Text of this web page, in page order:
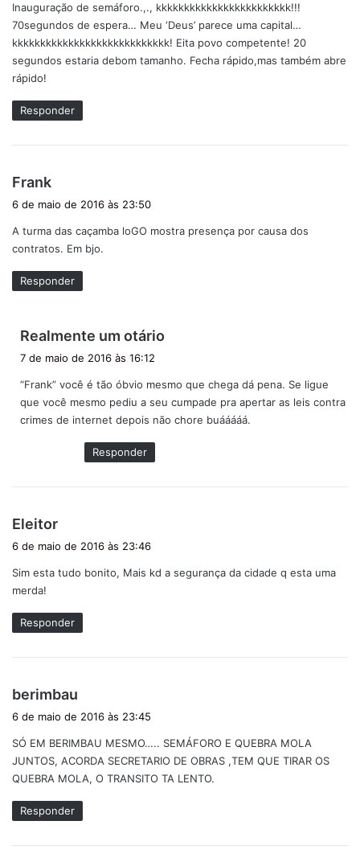
s
e
:
Inauguração de semáforo.,., kkkkkkkkkkkkkkkkkkkkkkkk!!!
70segundos de espera… Meu ‘Deus’ parece uma capital…
kkkkkkkkkkkkkkkkkkkkkkkkkkkk! Eita povo competente! 20
segundos estaria debom tamanho. Fecha rápido,mas também abre
rápido!
Responder
Frank
i
s
e
:
6 de maio de 2016 às 23:50
A turma das caçamba loGO mostra presença por causa dos
contratos. Em bjo.
Responder
Realmente um otário
s
e
:
7 de maio de 2016 às 16:12
“Frank” você é tão óbvio mesmo que chega dá pena. Se ligue
que você mesmo pediu a seu cumpade pra apertar as leis contra
crimes de internet depois não chore buááááá.
Responder
Eleitor
s
:
6 de maio de 2016 às 23:46
Sim esta tudo bonito, Mais kd a segurança da cidade q esta uma
merda!
Responder
berimbau
s
e
:
6 de maio de 2016 às 23:45
SÓ EM BERIMBAU MESMO….. SEMÁFORO E QUEBRA MOLA
JUNTOS, ACORDA SECRETARIO DE OBRAS ,TEM QUE TIRAR OS
QUEBRA MOLA, O TRANSITO TA LENTO.
Responder